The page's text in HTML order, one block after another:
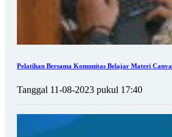
Pelatihan Bersama Komunitas Belajar Materi Canva
Tanggal 11-08-2023 pukul 17:40